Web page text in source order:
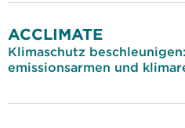
ACCLIMATE
Klimaschutz
emissionsarmen und